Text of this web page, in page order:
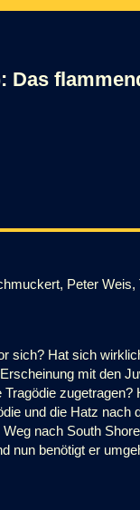
Das
Peter
sich? Hat sich
mit den
und die Hatz
nach South
nun benötigt er